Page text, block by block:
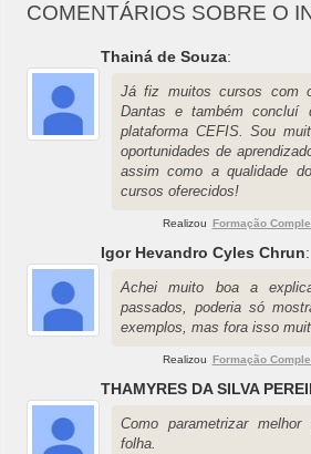
COMENTÁRIOS SOBRE O
Thainá de Souza:
Já fiz muitos cursos com
Dantas e também concluí
plataforma CEFIS. Sou
oportunidades de
assim como a qualidade
cursos oferecidos!
Realizou Formação
Igor Hevandro Cyles Chrun:
Achei muito boa a
passados, poderia só
exemplos, mas fora isso
Realizou Formação
THAMYRES DA SILVA
Como parametrizar
folha.